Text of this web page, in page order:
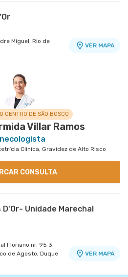
Miguel, Rio de
VER MAPA
CENTRO DE SÃO BOSCO
Villar Ramos
Clinica, Gravidez de Alto Risco
CONSULTA
Unidade Marechal
Floriano nr. 95 3º
de Agosto, Duque
VER MAPA